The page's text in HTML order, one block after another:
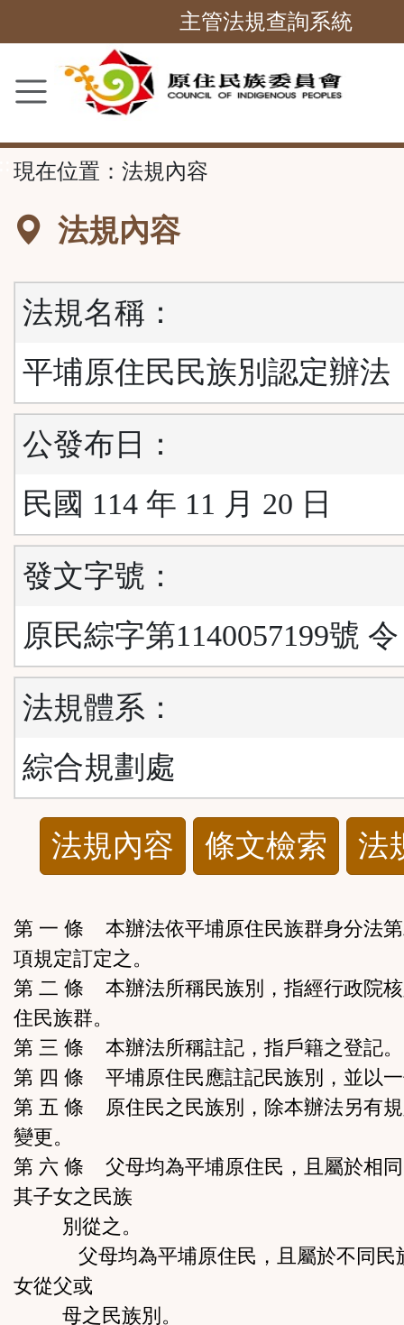
到
要
容
區
主管法規查詢系統
現在位置： 法規內容
法規內容
法規名稱：
平埔原住民民族別認定辦法
公發布日：
民國 114 年 11 月 20 日
發文字號：
原民綜字第1140057199號 令
法規體系：
綜合規劃處
規
功
能
按
鈕
區
法規內容 條文檢索 法
第 一 條 本辦法依平埔原住民族群身分法
項規定訂定之。
第 二 條 本辦法所稱民族別，指經行政院
住民族群。
第 三 條 本辦法所稱註記，指戶籍之登記。
第 四 條 平埔原住民應註記民族別，並以
第 五 條 原住民之民族別，除本辦法另有
變更。
第 六 條 父母均為平埔原住民，且屬於相
其子女之民族
別從之。
父母均為平埔原住民，且屬於不同民
女從父或
母之民族別。